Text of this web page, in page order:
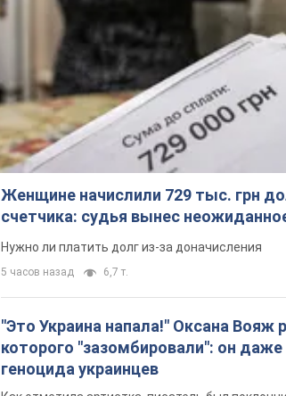
Женщине начислили 729 тыс. грн
счетчика: судья вынес
Нужно ли платить долг из-за доначисления
5 часов назад 6,7 т.
"Это Украина напала!" Оксана Вояж
которого "зазомбировали": он даже
геноцида украинцев